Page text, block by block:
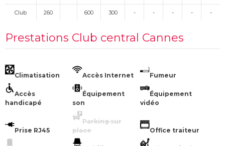
Club 260 600 300 - - - - -
Prestations Club central Cannes
Climatisation Accès Internet Fumeur
Accès
handicapé
Équipement
son
Équipement
vidéo
Prise RJ45
Parking sur
place
Office traiteur